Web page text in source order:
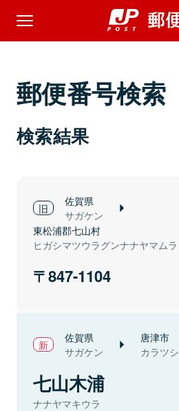
郵便番号検索
検索結果
佐賀県
サガケン
東松浦郡七山村
ヒガシマツウラグンナナヤマムラ
847-1104
佐賀県
サガケン
唐津市
カラツシ
七山木浦
ナナヤマキウラ